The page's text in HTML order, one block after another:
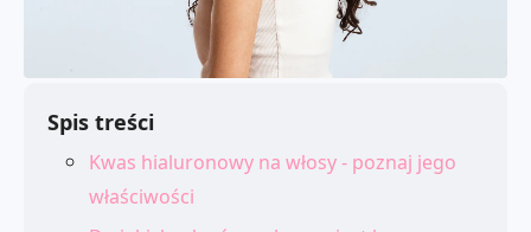
Spis treści
Kwas hialuronowy na włosy - poznaj jego
właściwości